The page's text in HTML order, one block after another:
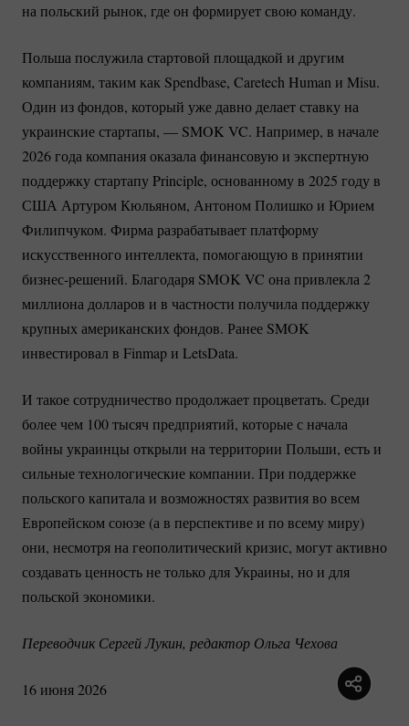
на польский рынок, где он формирует свою команду.
Польша послужила стартовой площадкой и другим
компаниям, таким как Spendbase, Caretech Human и Misu.
Один из фондов, который уже давно делает ставку на
украинские стартапы, — SMOK VC. Например, в начале
2026 года компания оказала финансовую и экспертную
поддержку стартапу Principle, основанному в 2025 году в
США Артуром Кюльяном, Антоном Полишко и Юрием
Филипчуком. Фирма разрабатывает платформу
искусственного интеллекта, помогающую в принятии
бизнес-решений. Благодаря SMOK VC она привлекла 2
миллиона долларов и в частности получила поддержку
крупных американских фондов. Ранее SMOK
инвестировал в Finmap и LetsData.
И такое сотрудничество продолжает процветать. Среди
более чем 100 тысяч предприятий, которые с начала
войны украинцы открыли на территории Польши, есть и
сильные технологические компании. При поддержке
польского капитала и возможностях развития во всем
Европейском союзе (а в перспективе и по всему миру)
они, несмотря на геополитический кризис, могут активно
создавать ценность не только для Украины, но и для
польской экономики.
Переводчик Сергей Лукин, редактор Ольга Чехова
16 июня 2026